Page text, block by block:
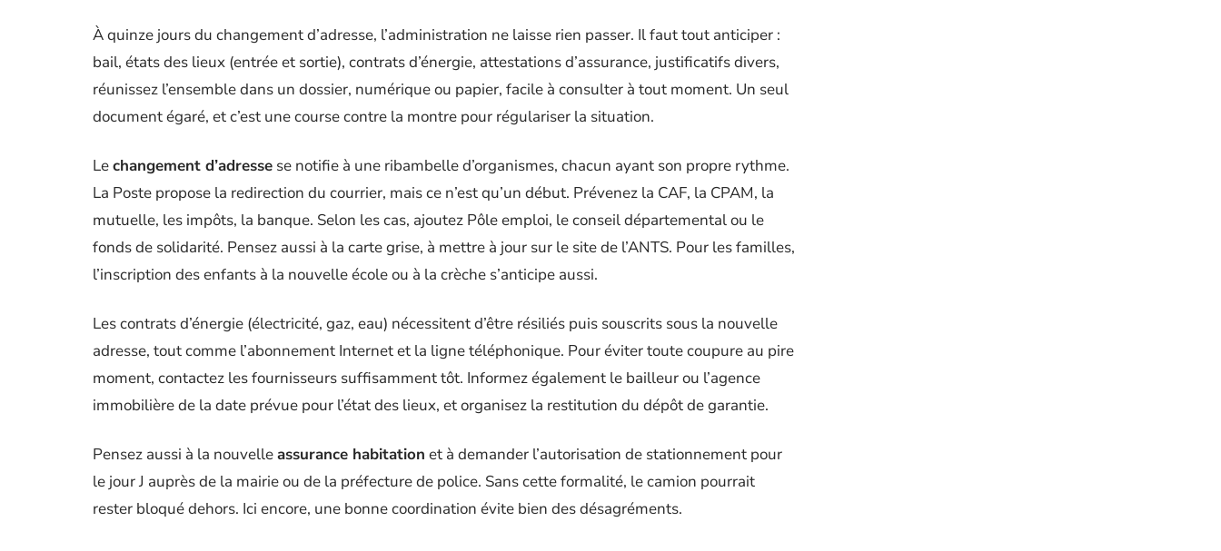
À quinze jours du changement d’adresse, l’administration ne laisse rien passer. Il faut tout anticiper :
bail, états des lieux (entrée et sortie), contrats d’énergie, attestations d’assurance, justificatifs divers,
réunissez l’ensemble dans un dossier, numérique ou papier, facile à consulter à tout moment. Un seul
document égaré, et c’est une course contre la montre pour régulariser la situation.
Lechangement d’adresse se notifie à une ribambelle d’organismes, chacun ayant son propre rythme.
La Poste propose la redirection du courrier, mais ce n’est qu’un début. Prévenez la CAF, la CPAM, la
mutuelle, les impôts, la banque. Selon les cas, ajoutez Pôle emploi, le conseil départemental ou le
fonds de solidarité. Pensez aussi à la carte grise, à mettre à jour sur le site de l’ANTS. Pour les familles,
l’inscription des enfants à la nouvelle école ou à la crèche s’anticipe aussi.
Les contrats d’énergie (électricité, gaz, eau) nécessitent d’être résiliés puis souscrits sous la nouvelle
adresse, tout comme l’abonnement Internet et la ligne téléphonique. Pour éviter toute coupure au pire
moment, contactez les fournisseurs suffisamment tôt. Informez également le bailleur ou l’agence
immobilière de la date prévue pour l’état des lieux, et organisez la restitution du dépôt de garantie.
Pensez aussi à la nouvelleassurance habitation et à demander l’autorisation de stationnement pour
le jour J auprès de la mairie ou de la préfecture de police. Sans cette formalité, le camion pourrait
rester bloqué dehors. Ici encore, une bonne coordination évite bien des désagréments.